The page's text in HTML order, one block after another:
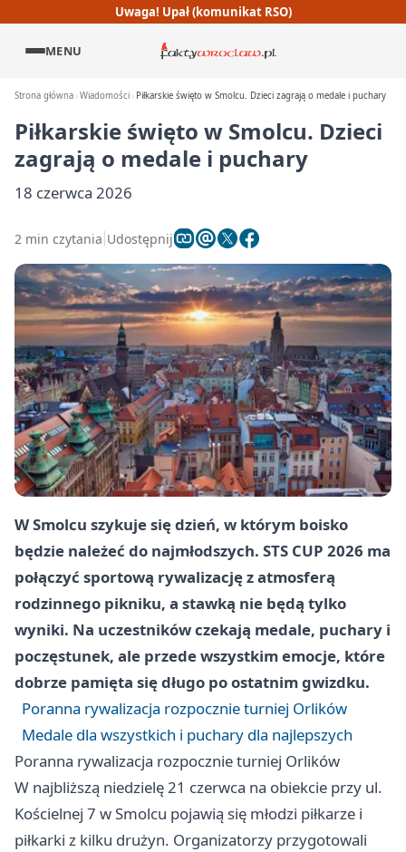
Uwaga! Upał (komunikat RSO)
MENU
Strona główna Wiadomości Piłkarskie święto w Smolcu. Dzieci zagrają o medale i puchary
Piłkarskie święto w Smolcu. Dzieci
zagrają o medale i puchary
18 czerwca 2026
2 min czytania Udostępnij
W Smolcu szykuje się dzień, w którym boisko
będzie należeć do najmłodszych. STS CUP 2026 ma
połączyć sportową rywalizację z atmosferą
rodzinnego pikniku, a stawką nie będą tylko
wyniki. Na uczestników czekają medale, puchary i
poczęstunek, ale przede wszystkim emocje, które
dobrze pamięta się długo po ostatnim gwizdku.
Poranna rywalizacja rozpocznie turniej Orlików
Medale dla wszystkich i puchary dla najlepszych
Poranna rywalizacja rozpocznie turniej Orlików
W najbliższą niedzielę 21 czerwca na obiekcie przy ul.
Kościelnej 7 w Smolcu pojawią się młodzi piłkarze i
piłkarki z kilku drużyn. Organizatorzy przygotowali